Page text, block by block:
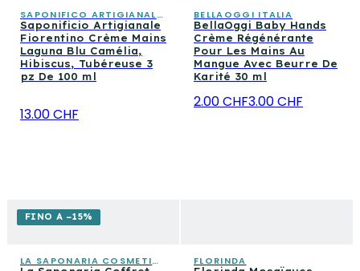
SAPONIFICO ARTIGIANALE FIORENTINO
Saponificio Artigianale
Fiorentino Crème Mains
Laguna Blu Camélia,
Hibiscus, Tubéreuse 3
pz De 100 ml
13.00 CHF
BELLAOGGI ITALIA
BellaOggi Baby Hands
Crème Régénérante
Pour Les Mains Au
Mangue Avec Beurre De
Karité 30 ml
2.00 CHF3.00 CHF
FINO A −15%
LA SAPONARIA COSMETICA CONSAPEVOLE FLORINDA